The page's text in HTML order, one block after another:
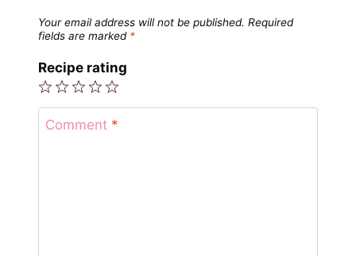
Your email address will not be published. Required
fields are marked *
Recipe rating
5
Stars
4
Stars
3
Stars
2
Stars
1
Star
Comment *